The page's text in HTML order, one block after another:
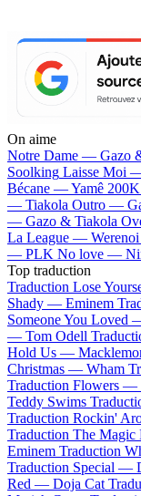
On aime
Notre Dame — Gazo
Soolking Laisse Moi
Bécane —Yamê
— Tiakola Outro —
— Gazo & Tiakola
La League — Werenoi
— PLK No love —
Top traduction
Traduction Lose
Shady — Eminem
Someone You Loved
— Tom Odell
Hold Us —
Christmas — Wham
Traduction Flowers —
Teddy Swims
Traduction Rockin'
Traduction The
Eminem Traduction
Traduction Special —
Red — Doja Cat